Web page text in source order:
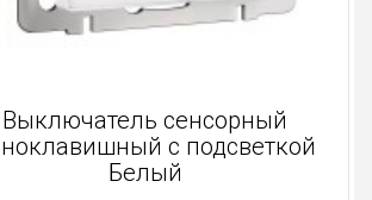
Выключатель сенсорный
одноклавишный с подсветкой
Белый